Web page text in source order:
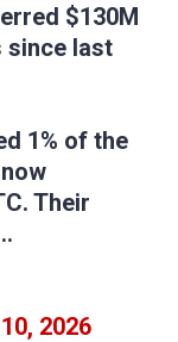
$130M
since last
1% of the
Their
2026